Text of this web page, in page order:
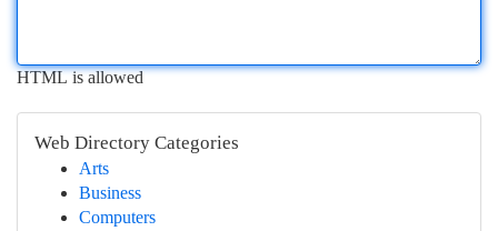
HTML is allowed
Web Directory Categories
Arts
Business
Computers